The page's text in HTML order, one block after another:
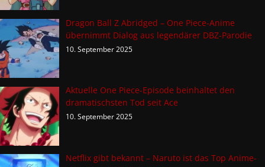
Dragon Ball Z Abridged – One Piece-Anime
übernimmt Dialog aus legendärer DBZ-Parodie
10. September 2025
Aktuelle One Piece-Episode beinhaltet den
dramatischsten Tod seit Ace
10. September 2025
Netflix gibt bekannt – Naruto ist das Top Anime-